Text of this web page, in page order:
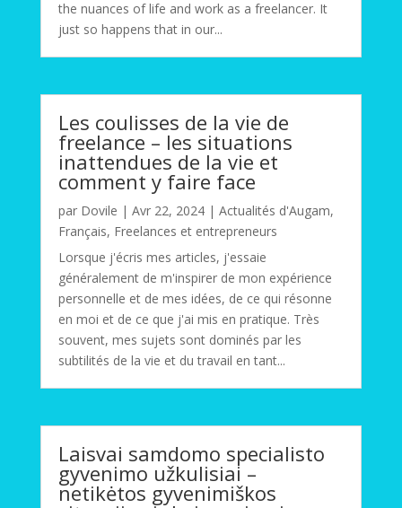
the nuances of life and work as a freelancer. It
just so happens that in our...
Les coulisses de la vie de
freelance – les situations
inattendues de la vie et
comment y faire face
par Dovile | Avr 22, 2024| Actualités d'Augam,
Français, Freelances et entrepreneurs
Lorsque j'écris mes articles, j'essaie
généralement de m'inspirer de mon expérience
personnelle et de mes idées, de ce qui résonne
en moi et de ce que j'ai mis en pratique. Très
souvent, mes sujets sont dominés par les
subtilités de la vie et du travail en tant...
Laisvai samdomo specialisto
gyvenimo užkulisiai –
netikėtos gyvenimiškos